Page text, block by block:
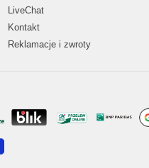
LiveChat
Kontakt
Reklamacje i zwroty